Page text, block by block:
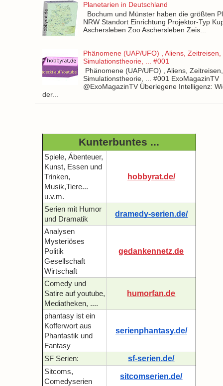
Planetarien in Deutschland
Bochum und Münster haben die größten
NRW Standort Einrichtung Projektor-Typ
Aschersleben Zoo Aschersleben Zeis...
Phänomene (UAP/UFO) , Aliens, Zeitreisen,
Simulationstheorie, ... #001
Phänomene (UAP/UFO) , Aliens, Zeitreisen,
Simulationstheorie, ... #001 ExoMagazinTV
@ExoMagazinTV Überlegene Intelligenz:
der...
Kunterbuntes ...
Spiele, Ábenteuer,
Kunst, Essen und
Trinken,
Musik,Tiere...
u.v.m.
hobbyrat.de/
Serien mit Humor
und Dramatik
dramedy-serien.de/
Analysen
Mysteriöses
Politik
Gesellschaft
Wirtschaft
gedankennetz.de
Comedy und
Satire auf youtube,
Mediatheken, ....
humorfan.de
phantasy ist ein
Kofferwort aus
Phantastik und
Fantasy
serienphantasy.de/
SF Serien: sf-serien.de/
Sitcoms,
Comedyserien
sitcomserien.de/